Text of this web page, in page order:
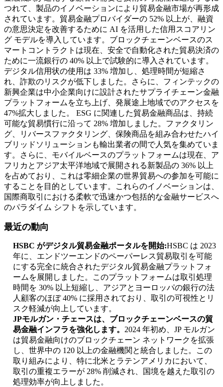
つれて、製品のイノベーションにより貿易金融市場が再形成
されています。貿易金融プロバイダーの 52% 以上が、融資
の意思決定を改善するために AI を活用した信用スコアリン
グ モデルを導入しています。ブロックチェーンベースのス
マートコントラクトは現在、安全で自動化された貿易決済の
ために一流銀行の 40% 以上で試験的に導入されています。
デジタル信用状の使用は 33% 増加し、処理時間が短縮さ
れ、詐欺のリスクが低下しました。さらに、フィンテックの
新興企業は中小企業向けに設計されたサプライチェーン金融
プラットフォームを立ち上げ、発展途上地域でのアクセスを
47%拡大しました。 ESG に関連した貿易金融商品は、持続
可能な貿易慣行に沿って 28% 増加しました。ファクタリン
グ、リバースファクタリング、保険商品を組み合わせたハイ
ブリッドソリューションも輸出業者の間で人気を集めていま
す。さらに、モバイルベースのプラットフォームは現在、ア
フリカとアジア太平洋地域で展開される新製品の 36% 以上
を占めており、これは零細企業の世界貿易への参加を可能に
することを目的としています。これらのイノベーションは、
国際商取引における柔軟で迅速かつ包括的な金融サービスへ
のパラダイム シフトを示しています。
最近の動向
HSBC がデジタル貿易金融ポータルを開始:HSBC は 2023
年に、エンドツーエンドのペーパーレス貿易取引を可能
にする完全に統合されたデジタル貿易金融プラットフォ
ームを展開しました。このプラットフォームは取引処理
時間を 30% 以上短縮し、アジアとヨーロッパの銀行の法
人顧客のほぼ 40% に採用されており、取引の可視性とリ
スク軽減が向上しています。
JPモルガン・チェースは、ブロックチェーンベースの貿
易金融インフラを強化します。 2024 年初め、JP モルガン
は貿易金融向けのブロックチェーン ネットワークを拡張
し、世界中の 120 以上の金融機関と統合しました。この
取り組みにより、特に北米とラテンアメリカにおいて、
取引の重複エラーが 28% 削減され、国境を越えた取引の
処理効率が向上しました。